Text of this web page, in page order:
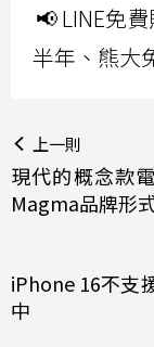
📢 LINE免
半年、熊大
上一則
現代的概念款
Magma品牌形
iPhone 16不支
中